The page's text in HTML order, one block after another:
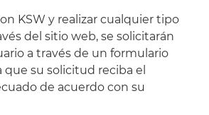
KSW y realizar cualquier tipo
del sitio web, se solicitarán
a través de un formulario
que su solicitud reciba el
de acuerdo con su